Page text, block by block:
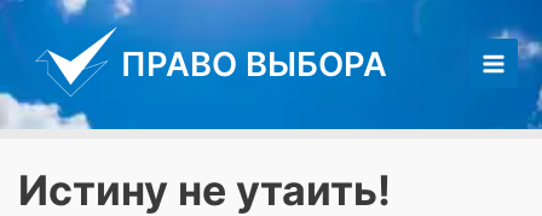
Перейти
содержимому
ПРАВО ВЫБОРА
Main
Истину не утаить!